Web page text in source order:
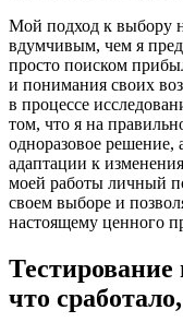
Мой подход к выбору
вдумчивым, чем я
просто поиском
и понимания своих
в процессе
том, что я на
одноразовое решение,
адаптации к
моей работы личный
своем выборе и
настоящему ценного
что